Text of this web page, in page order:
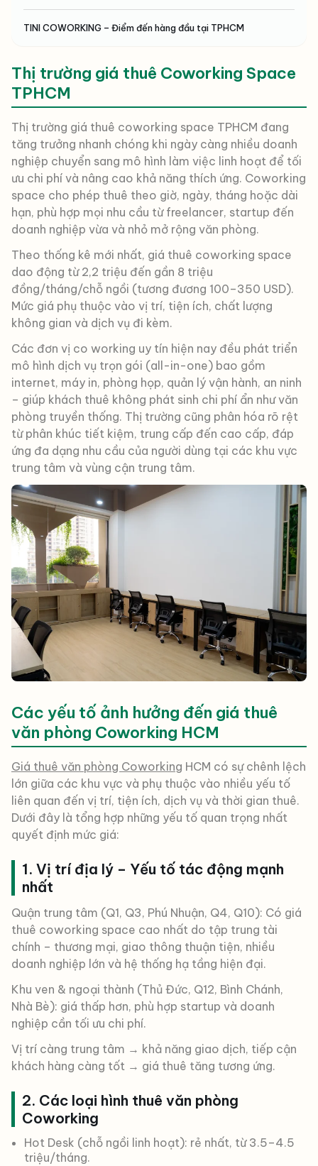
TINI COWORKING – Điểm đến hàng đầu tại TPHCM
Thị trường giá thuê Coworking Space
TPHCM
Thị trường giá thuê coworking space TPHCM đang
tăng trưởng nhanh chóng khi ngày càng nhiều doanh
nghiệp chuyển sang mô hình làm việc linh hoạt để tối
ưu chi phí và nâng cao khả năng thích ứng. Coworking
space cho phép thuê theo giờ, ngày, tháng hoặc dài
hạn, phù hợp mọi nhu cầu từ freelancer, startup đến
doanh nghiệp vừa và nhỏ mở rộng văn phòng.
Theo thống kê mới nhất, giá thuê coworking space
dao động từ 2,2 triệu đến gần 8 triệu
đồng/tháng/chỗ ngồi (tương đương 100–350 USD).
Mức giá phụ thuộc vào vị trí, tiện ích, chất lượng
không gian và dịch vụ đi kèm.
Các đơn vị co working uy tín hiện nay đều phát triển
mô hình dịch vụ trọn gói (all-in-one) bao gồm
internet, máy in, phòng họp, quản lý vận hành, an ninh
– giúp khách thuê không phát sinh chi phí ẩn như văn
phòng truyền thống. Thị trường cũng phân hóa rõ rệt
từ phân khúc tiết kiệm, trung cấp đến cao cấp, đáp
ứng đa dạng nhu cầu của người dùng tại các khu vực
trung tâm và vùng cận trung tâm.
Các yếu tố ảnh hưởng đến giá thuê
văn phòng Coworking HCM
Giá thuê văn phòng Coworking HCM có sự chênh lệch
lớn giữa các khu vực và phụ thuộc vào nhiều yếu tố
liên quan đến vị trí, tiện ích, dịch vụ và thời gian thuê.
Dưới đây là tổng hợp những yếu tố quan trọng nhất
quyết định mức giá:
1. Vị trí địa lý – Yếu tố tác động mạnh
nhất
Quận trung tâm (Q1, Q3, Phú Nhuận, Q4, Q10): Có giá
thuê coworking space cao nhất do tập trung tài
chính – thương mại, giao thông thuận tiện, nhiều
doanh nghiệp lớn và hệ thống hạ tầng hiện đại.
Khu ven & ngoại thành (Thủ Đức, Q12, Bình Chánh,
Nhà Bè): giá thấp hơn, phù hợp startup và doanh
nghiệp cần tối ưu chi phí.
Vị trí càng trung tâm → khả năng giao dịch, tiếp cận
khách hàng càng tốt → giá thuê tăng tương ứng.
2. Các loại hình thuê văn phòng
Coworking
Hot Desk (chỗ ngồi linh hoạt): rẻ nhất, từ 3.5–4.5
triệu/tháng.